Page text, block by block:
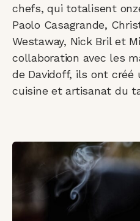
chefs, qui totalisent
Paolo Casagrande,
Westaway, Nick Bril et
collaboration avec les
de Davidoff, ils ont
cuisine et artisanat du